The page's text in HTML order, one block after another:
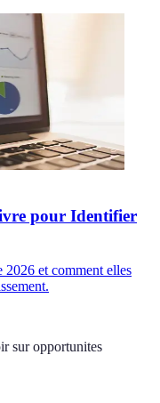
pour Identifier
2026 et comment elles
sur opportunites